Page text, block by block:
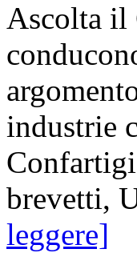
Ascolta il
industrie
brevetti,
leggere]